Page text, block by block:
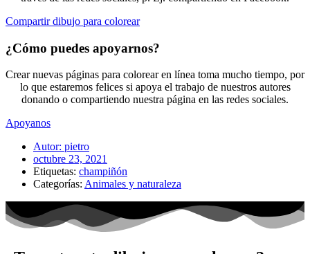
Compartir dibujo para colorear
¿Cómo puedes apoyarnos?
Crear nuevas páginas para colorear en línea toma mucho tiempo, por
lo que estaremos felices si apoya el trabajo de nuestros autores
donando o compartiendo nuestra página en las redes sociales.
Apoyanos
Autor: pietro
octubre 23, 2021
Etiquetas: champiñón
Categorías: Animales y naturaleza